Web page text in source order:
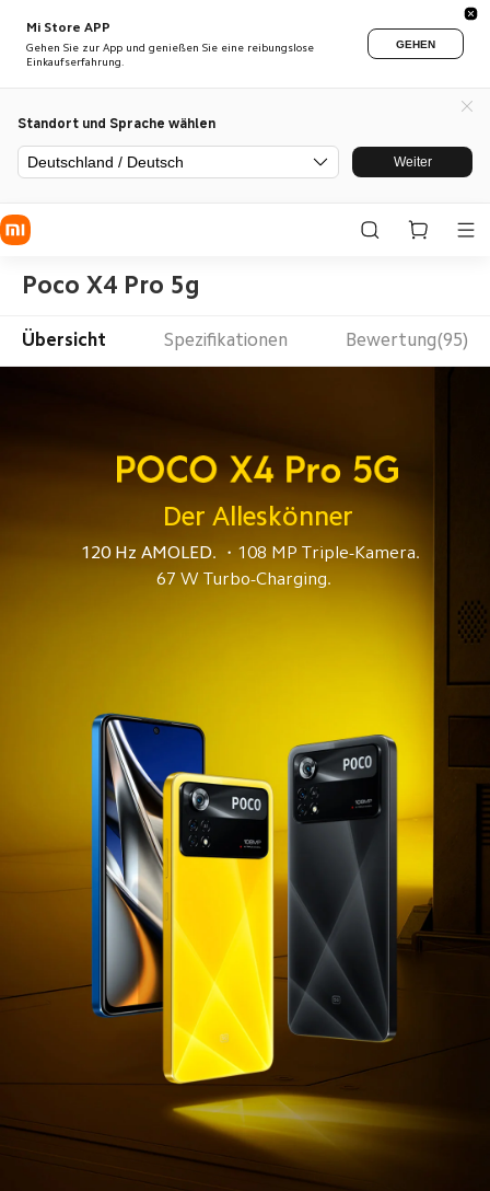
Mi Store APP
Gehen Sie zur App und genießen Sie eine reibungslose
Einkaufserfahrung.
GEHEN
Standort und Sprache wählen
Deutschland / Deutsch Weiter
Poco X4 Pro 5g
Übersicht Spezifikationen Bewertung(95)
Der Alleskönner
120 Hz AMOLED. ・ 108 MP Triple-Kamera.
67 W Turbo-Charging.